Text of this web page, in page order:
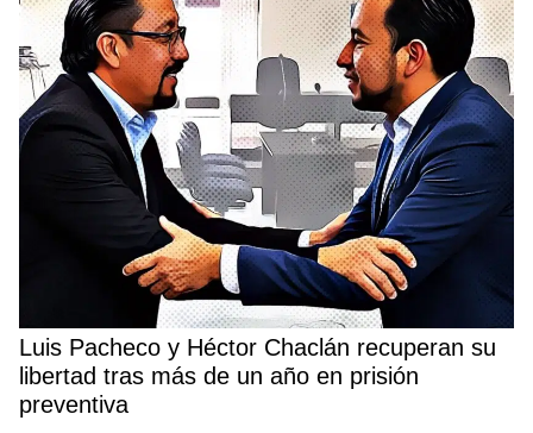
Luis Pacheco y Héctor Chaclán recuperan su
libertad tras más de un año en prisión
preventiva